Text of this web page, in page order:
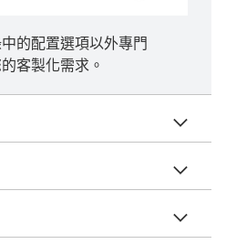
的配置選項以外專門
客製化需求。